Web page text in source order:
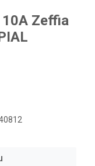
10A Zeffia